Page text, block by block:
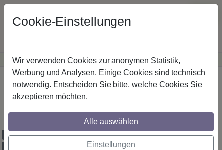
Günstige Versandkosteninnerhalb Österreichs· Sichere Zahlung
Startseite
IL-Stilg. 20 mm 2-lfg. Platon Mavell 520
cm Weiß/Edelst.-O.
Maßzuschnitt möglich
Cookie-Einstellungen
Wir verwenden Cookies zur anonymen Statistik,
Werbung und Analysen. Einige Cookies sind technisch
notwendig. Entscheiden Sie bitte, welche Cookies Sie
akzeptieren möchten.
Alle auswählen
Einstellungen